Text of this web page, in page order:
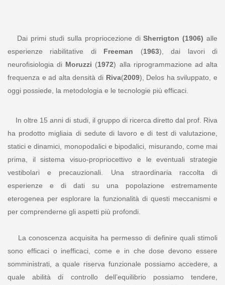
Dai primi studi sulla propriocezione di Sherrigton(1906) alle
esperienze riabilitative di Freeman (1963), dai lavori di
neurofisiologia di Moruzzi (1972) alla riprogrammazione ad alta
frequenza e ad alta densità di Riva(2009), Delos ha sviluppato, e
oggi possiede, la metodologia e le tecnologie più efficaci.
In oltre 15 anni di studi, il gruppo di ricerca diretto dal prof. Riva
ha prodotto migliaia di sedute di lavoro e di test di valutazione,
statici e dinamici, monopodalici e bipodalici, misurando, come mai
prima, il sistema visuo-propriocettivo e le eventuali strategie
vestibolari e precauzionali. Una straordinaria raccolta di
esperienze e di dati su una popolazione estremamente
eterogenea per esplorare la funzionalità di questi meccanismi e
per comprenderne gli aspetti più profondi.
La conoscenza acquisita ha permesso di definire quali stimoli
sono efficaci o inefficaci, come e in che dose devono essere
somministrati, a quale riserva funzionale possiamo accedere, a
quale abilità di controllo dell’equilibrio possiamo tendere,